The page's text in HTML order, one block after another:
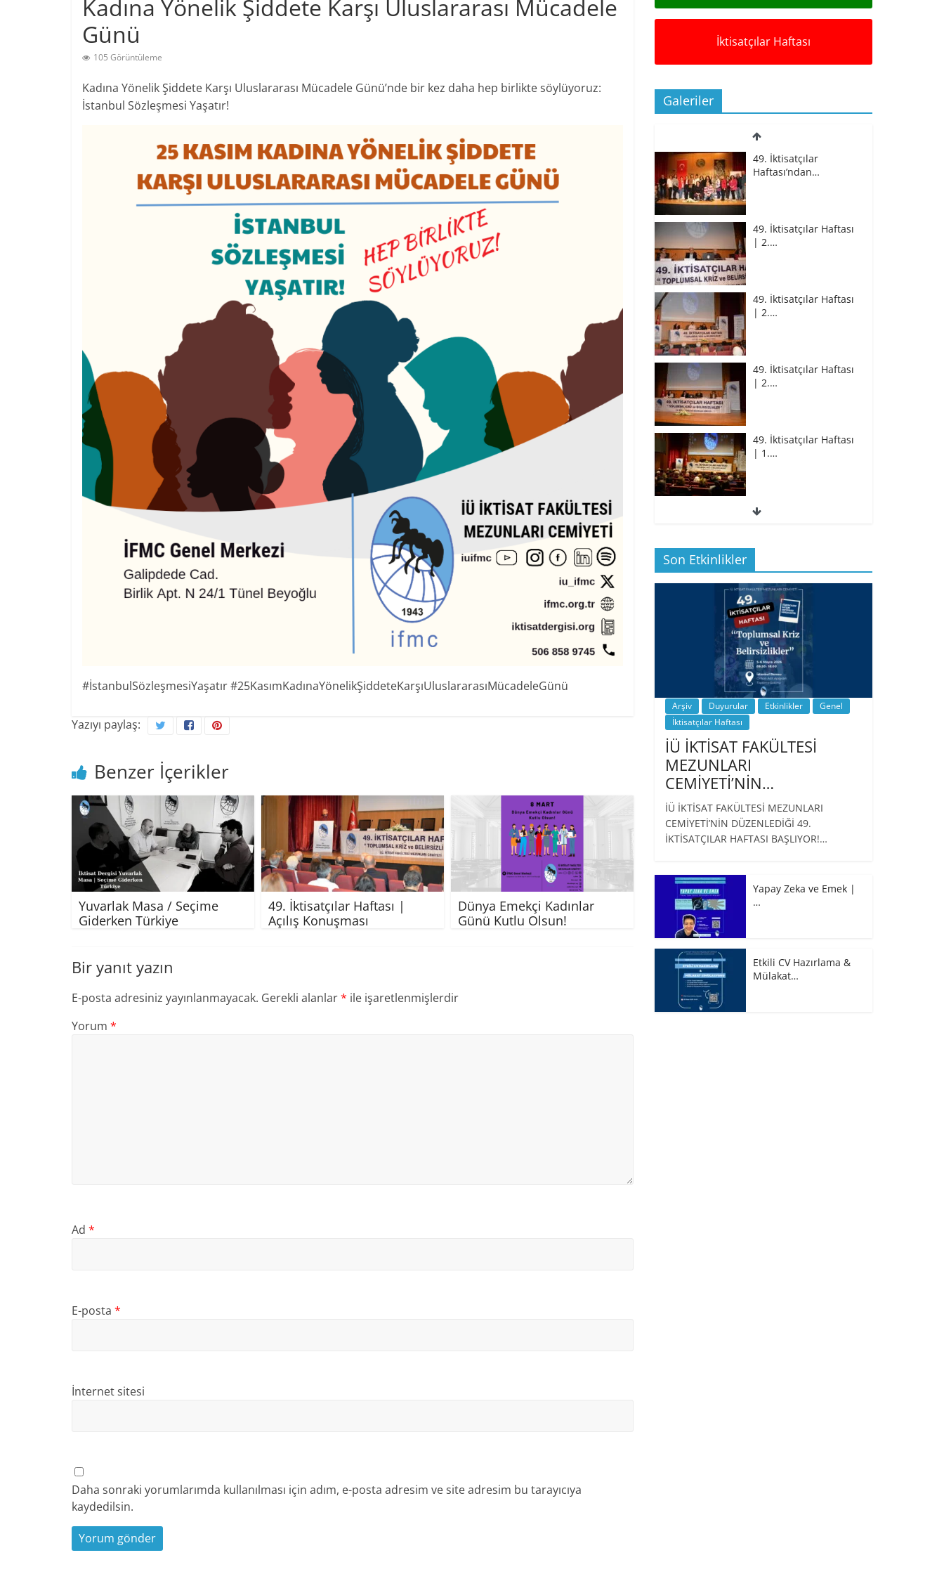
Kadına Yönelik Şiddete Karşı Uluslararası Mücadele
Günü
105 Görüntüleme
Kadına Yönelik Şiddete Karşı Uluslararası Mücadele Günü’nde bir kez daha hep birlikte söylüyoruz:
İstanbul Sözleşmesi Yaşatır!
#İstanbulSözleşmesiYaşatır #25KasımKadınaYönelikŞiddeteKarşıUluslararasıMücadeleGünü
Yazıyı paylaş:
Benzer İçerikler
Yuvarlak Masa / Seçime
Giderken Türkiye
49. İktisatçılar Haftası |
Açılış Konuşması
Dünya Emekçi Kadınlar
Günü Kutlu Olsun!
Bir yanıt yazın
E-posta adresiniz yayınlanmayacak. Gerekli alanlar* ile işaretlenmişlerdir
Yorum *
Ad *
E-posta *
İnternet sitesi
Daha sonraki yorumlarımda kullanılması için adım, e-posta adresim ve site adresim bu tarayıcıya
kaydedilsin.
İktisatçılar Haftası
Galeriler
49. İktisatçılar
Haftası’ndan…
49. İktisatçılar Haftası
| 2.…
49. İktisatçılar Haftası
| 2.…
49. İktisatçılar Haftası
| 2.…
49. İktisatçılar Haftası
| 1.…
49. İktisatçılar Haftası
BİZ İKTİSATLILAR:
İÇİMİZDEN BİRİ PROF.…
Son Etkinlikler
Arşiv Duyurular Etkinlikler
Genel
İktisatçılar Haftası
İÜ İKTİSAT FAKÜLTESİ
MEZUNLARI
CEMİYETİ’NİN…
İÜ İKTİSAT FAKÜLTESİ MEZUNLARI
CEMİYETİ’NİN DÜZENLEDİĞİ 49.
İKTİSATÇILAR HAFTASI BAŞLIYOR!…
Yapay Zeka ve Emek |
…
Etkili CV Hazırlama &
Mülakat…